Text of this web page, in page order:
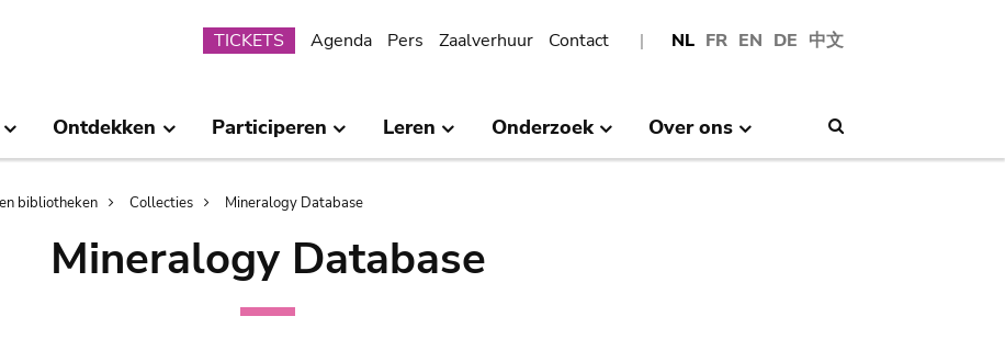
NL FR EN DE 中文
Submenu
TICKETS Agenda Pers Zaalverhuur Contact
Ontdekken Participeren Leren Onderzoek Over ons
bibliotheken Collecties Mineralogy Database
Mineralogy Database